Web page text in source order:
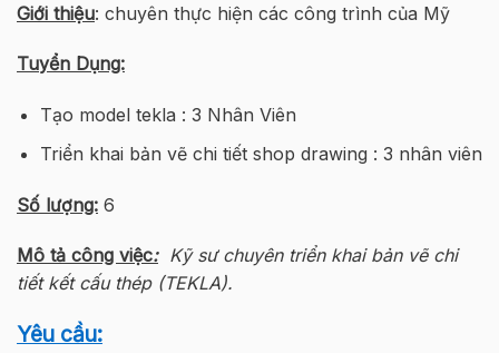
Giới thiệu: chuyên thực hiện các công trình của Mỹ
Tuyển Dụng:
Tạo model tekla : 3 Nhân Viên
Triển khai bản vẽ chi tiết shop drawing : 3 nhân viên
Số lượng: 6
Mô tả công việc: Kỹ sư chuyên triển khai bản vẽ chi
tiết kết cấu thép (TEKLA).
Yêu cầu: